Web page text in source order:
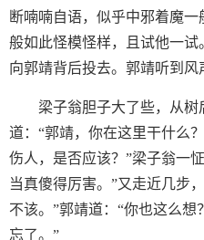
断喃喃自语，似乎中邪着魔
般如此怪模怪样，且试他一
向郭靖背后投去。郭靖听到风
梁子翁胆子大了些，从树
道：“郭靖，你在这里干什么
伤人，是否应该？”梁子翁一
当真傻得厉害。”又走近几步
不该。”郭靖道：“你也这么
忘了。”